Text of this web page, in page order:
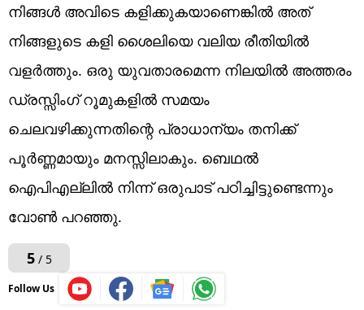
നിങ്ങൾ അവിടെ കളിക്കുകയാണെങ്കിൽ അത്
നിങ്ങളുടെ കളി ശൈലിയെ വലിയ രീതിയിൽ
വളർത്തും. ഒരു യുവതാരമെന്ന നിലയിൽ അത്തരം
ഡ്രസ്സിംഗ് റൂമുകളിൽ സമയം
ചെലവഴിക്കുന്നതിന്റെ പ്രാധാന്യം തനിക്ക്
പൂർണ്ണമായും മനസ്സിലാകും. ബെഥല്‍
ഐപിഎല്ലില്‍ നിന്ന് ഒരുപാട് പഠിച്ചിട്ടുണ്ടെന്നും
വോണ്‍ പറഞ്ഞു.
5/ 5
Follow Us